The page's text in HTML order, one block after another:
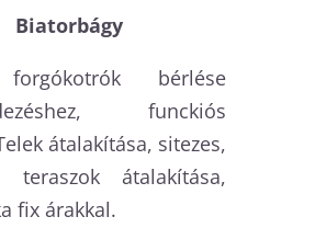
Biatorbágy
bérlése
funckiós
átalakítása, sitezes,
teraszok átalakítása,
fix árakkal.